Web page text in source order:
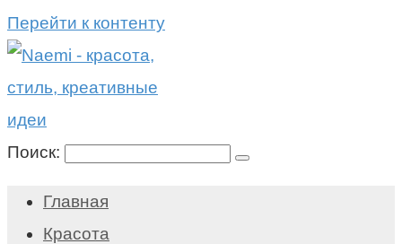
Перейти к контенту
Поиск:
Главная
Красота